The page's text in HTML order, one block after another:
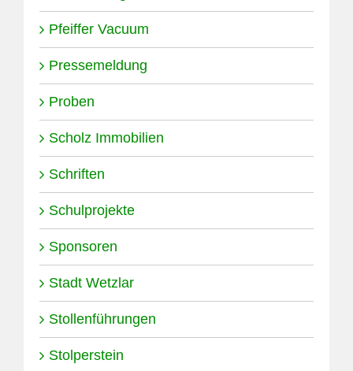
Pfeiffer Vacuum
Pressemeldung
Proben
Scholz Immobilien
Schriften
Schulprojekte
Sponsoren
Stadt Wetzlar
Stollenführungen
Stolperstein